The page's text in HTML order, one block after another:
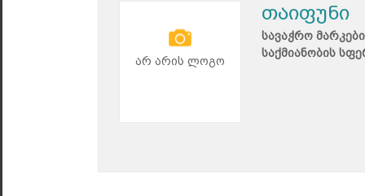
არ არის ლოგო
თაიფუნი
სავაჭრო
საქმიანობის